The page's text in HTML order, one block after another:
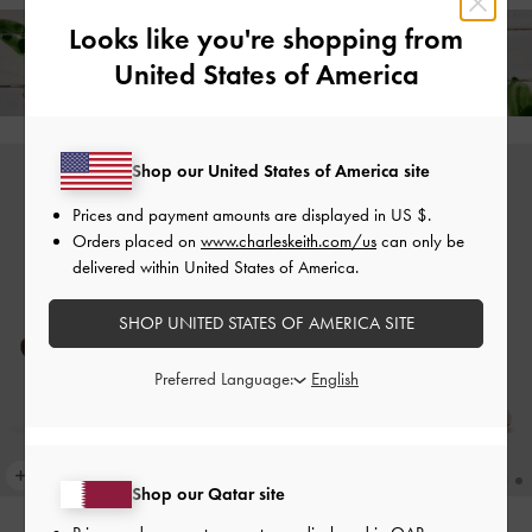
توصيل قياسي مجاني على جميع الطلبات التي تزيد قيمتها
عن350 + إرجاع مجاني لمدة 14 يومًا!
Looks like you're shopping from
United States of America
Shop our Qatar site
Shop our United States of America site
Prices and payment amounts are displayed in US $.
Orders placed on www.charleskeith.com/us can only be
delivered within United States of America.
SHOP UNITED STATES OF AMERICA SITE
Preferred Language: